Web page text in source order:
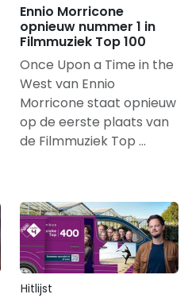
Ennio Morricone
opnieuw nummer 1 in
Filmmuziek Top 100
Once Upon a Time in the
West van Ennio
Morricone staat opnieuw
op de eerste plaats van
de Filmmuziek Top …
Hitlijst